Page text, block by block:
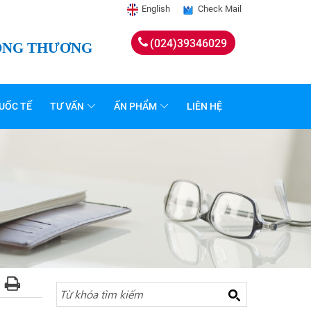
THƯƠNG
English Check Mail
(024)39346029
TẾ TƯ VẤN ẤN PHẨM LIÊN HỆ